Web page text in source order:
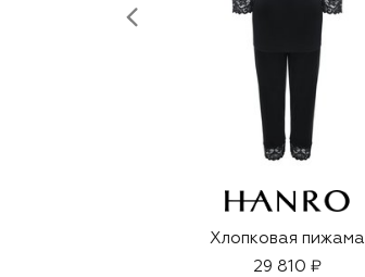
Хлопковая пижама
29 810 ₽